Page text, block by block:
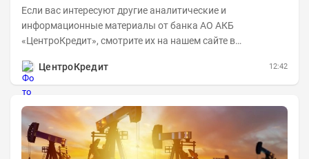
Если вас интересуют другие аналитические и
информационные материалы от банка АО АКБ
«ЦентроКредит», смотрите их на нашем сайте в
ЦентроКредит
12:42